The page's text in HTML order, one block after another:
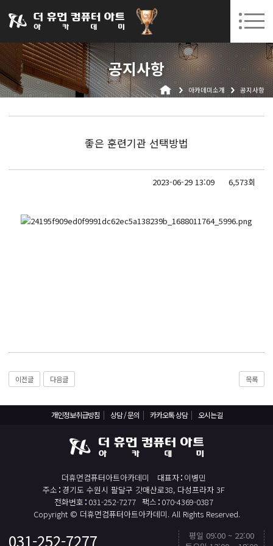
031-252-7277 수원캠퍼스 개강 08. 12.(수)
회원가입 고객센터
공지사항
아카데미소개 공지사항
좋은 훈련기관 선택방법
2023-06-29 13:09 6,573회
이전글 다음글 목록
개인정보취급방침 상담 / 문의 카카오톡 상담 오시는길
더휴먼컴퓨터아트아카데미 대표자 이병민
주소 경기도 수원시 팔달구 갓매산로38, 다성프라자 3F
전화번호 031-252-7277 팩스 070-4369-0387
Copyright © 더휴먼컴퓨터아트아카데미. All Rights Reserved.
031-252-7277
평일 09:00 ~ 22:00
TOP
아카데미소개
인사말
시설안내
디지털컨버전스 자바(JAVA)개발자(전자정부 프레임워크/SPRING)
전산세무회계 자격취득과정[전산회계1급/전산세무2급/FAT1급/TAT2급]
전기기능사(필기+실기) 자격증 취득과정
포토샵 자격증 취득과정(GTQ1급)
일러스트 자격증 취득과정(GTQi 1급)
전산회계 1급 / FAT 1급 자격증 취득과정